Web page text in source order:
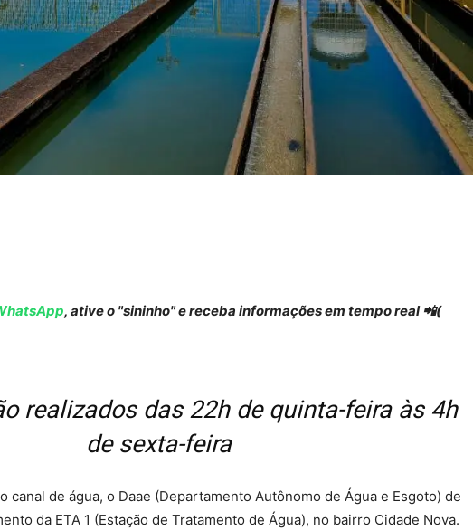
, ative o "sininho" e receba informações em tempo real 📲(
realizados das 22h de quinta-feira às 4h
de sexta-feira
canal de água, o Daae (Departamento Autônomo de Água e Esgoto) de
da ETA 1 (Estação de Tratamento de Água), no bairro Cidade Nova.